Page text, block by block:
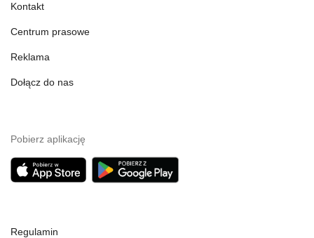
Kontakt
Centrum prasowe
Reklama
Dołącz do nas
Pobierz aplikację
Regulamin